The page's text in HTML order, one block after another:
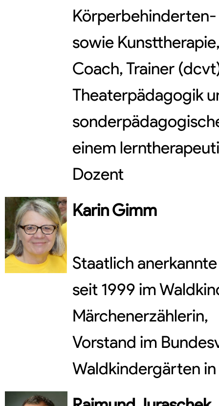
sowie
Coach, Trainer
Theaterpädagogik
einem
Dozent
KarinGimm
Staatlich
seit 1999 im
Märchenerzählerin,
Vorstand im
Waldkindergärten